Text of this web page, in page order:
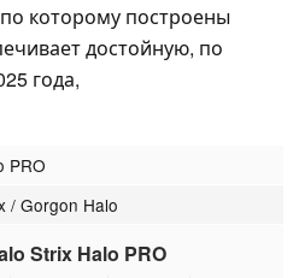
которому построены
достойную, по
года,
PRO
/ Gorgon Halo
Strix Halo PRO